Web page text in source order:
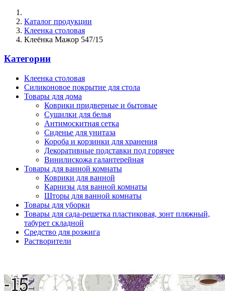
Каталог продукции
Клеенка столовая
Клеёнка Мажор 547/15
Категории
Клеенка столовая
Силиконовое покрытие для стола
Товары для дома
Коврики придверные и бытовые
Сушилки для белья
Антимоскитная сетка
Сиденье для унитаза
Короба и корзинки для хранения
Декоративные подставки под горячее
Винилискожа галантерейная
Товары для ванной комнаты
Коврики для ванной
Карнизы для ванной комнаты
Шторы для ванной комнаты
Товары для уборки
Товары для сада-решетка пластиковая, зонт пляжный,
табурет складной
Средство для розжига
Растворители